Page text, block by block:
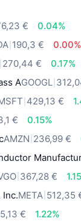
€
0.04%
190,3 €
0.00%
270,44 €
0.17%
AGOOGL
429,13 €
€
0.15%
AMZN 236,99 €
367,28 €
Inc.META 512,35
€
1.22%